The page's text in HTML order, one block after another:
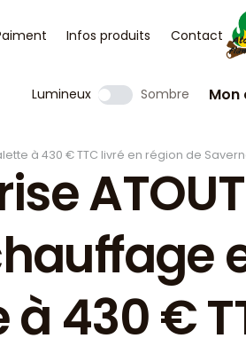
Infos produits Contact
Lumineux Sombre Mon
à 430 € TTC livré en région de
ATOUT
430 €